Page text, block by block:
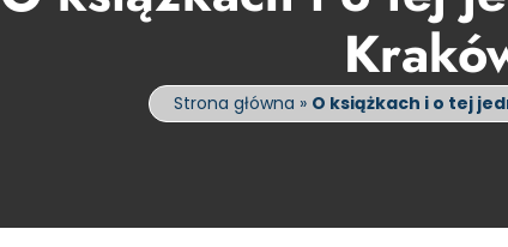
Strona główna » O książkach i o tej